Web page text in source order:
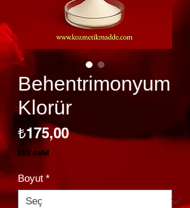
Behentrimonyum
Klorür
₺175,00Fiyat
KDV dahil
Boyut *